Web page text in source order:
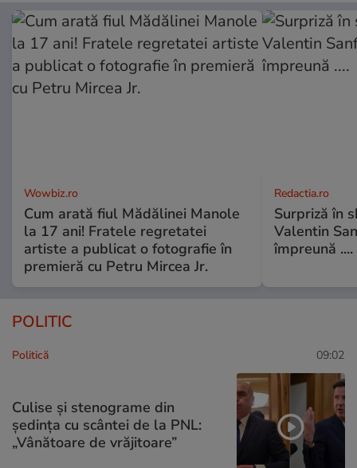
Wowbiz.ro
Cum arată fiul Mădălinei Manole
la 17 ani! Fratele regretatei
artiste a publicat o fotografie în
premieră cu Petru Mircea Jr.
Redactia.ro
Surpriză în
Valentin
împreună ....
POLITIC
Politică 09:02
Culise și stenograme din
ședința cu scântei de la PNL:
„Vânătoare de vrăjitoare”